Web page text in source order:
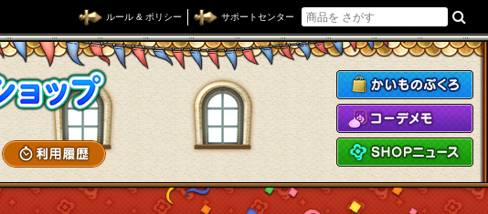
ルール & ポリシー サポートセンター
ドラゴンクエストXショップ